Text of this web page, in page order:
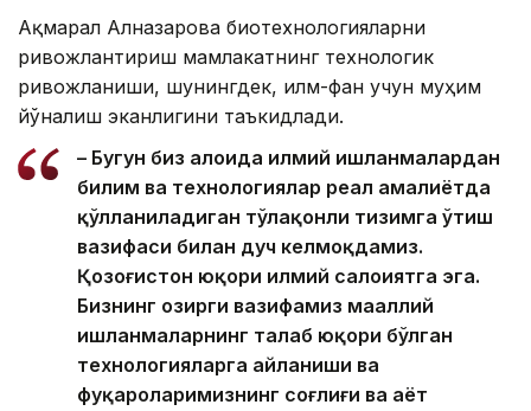
Ақмарал Алназарова биотехнологияларни
ривожлантириш мамлакатнинг технологик
ривожланиши, шунингдек, илм-фан учун муҳим
йўналиш эканлигини таъкидлади.
– Бугун биз алоҳида илмий ишланмалардан
билим ва технологиялар реал амалиётда
қўлланиладиган тўлақонли тизимга ўтиш
вазифаси билан дуч келмоқдамиз.
Қозоғистон юқори илмий салоҳиятга эга.
Бизнинг ҳозирги вазифамиз маҳаллий
ишланмаларнинг талаб юқори бўлган
технологияларга айланиши ва
фуқароларимизнинг соғлиғи ва ҳаёт